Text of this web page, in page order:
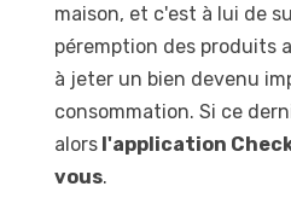
maison, et c'est à lui de
péremption des produits
à jeter un bien devenu
consommation. Si ce
alors l'application
vous.